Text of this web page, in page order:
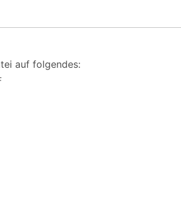
auf folgendes: